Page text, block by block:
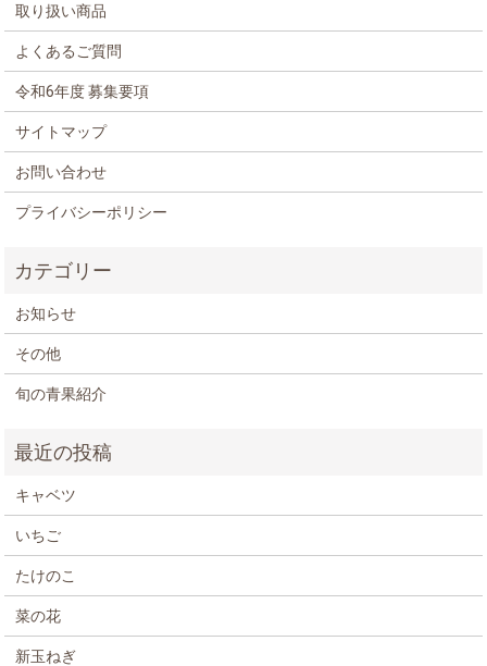
取り扱い商品
よくあるご質問
令和6年度 募集要項
サイトマップ
お問い合わせ
プライバシーポリシー
お知らせ
その他
旬の青果紹介
キャベツ
いちご
たけのこ
菜の花
新玉ねぎ